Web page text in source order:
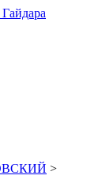
>